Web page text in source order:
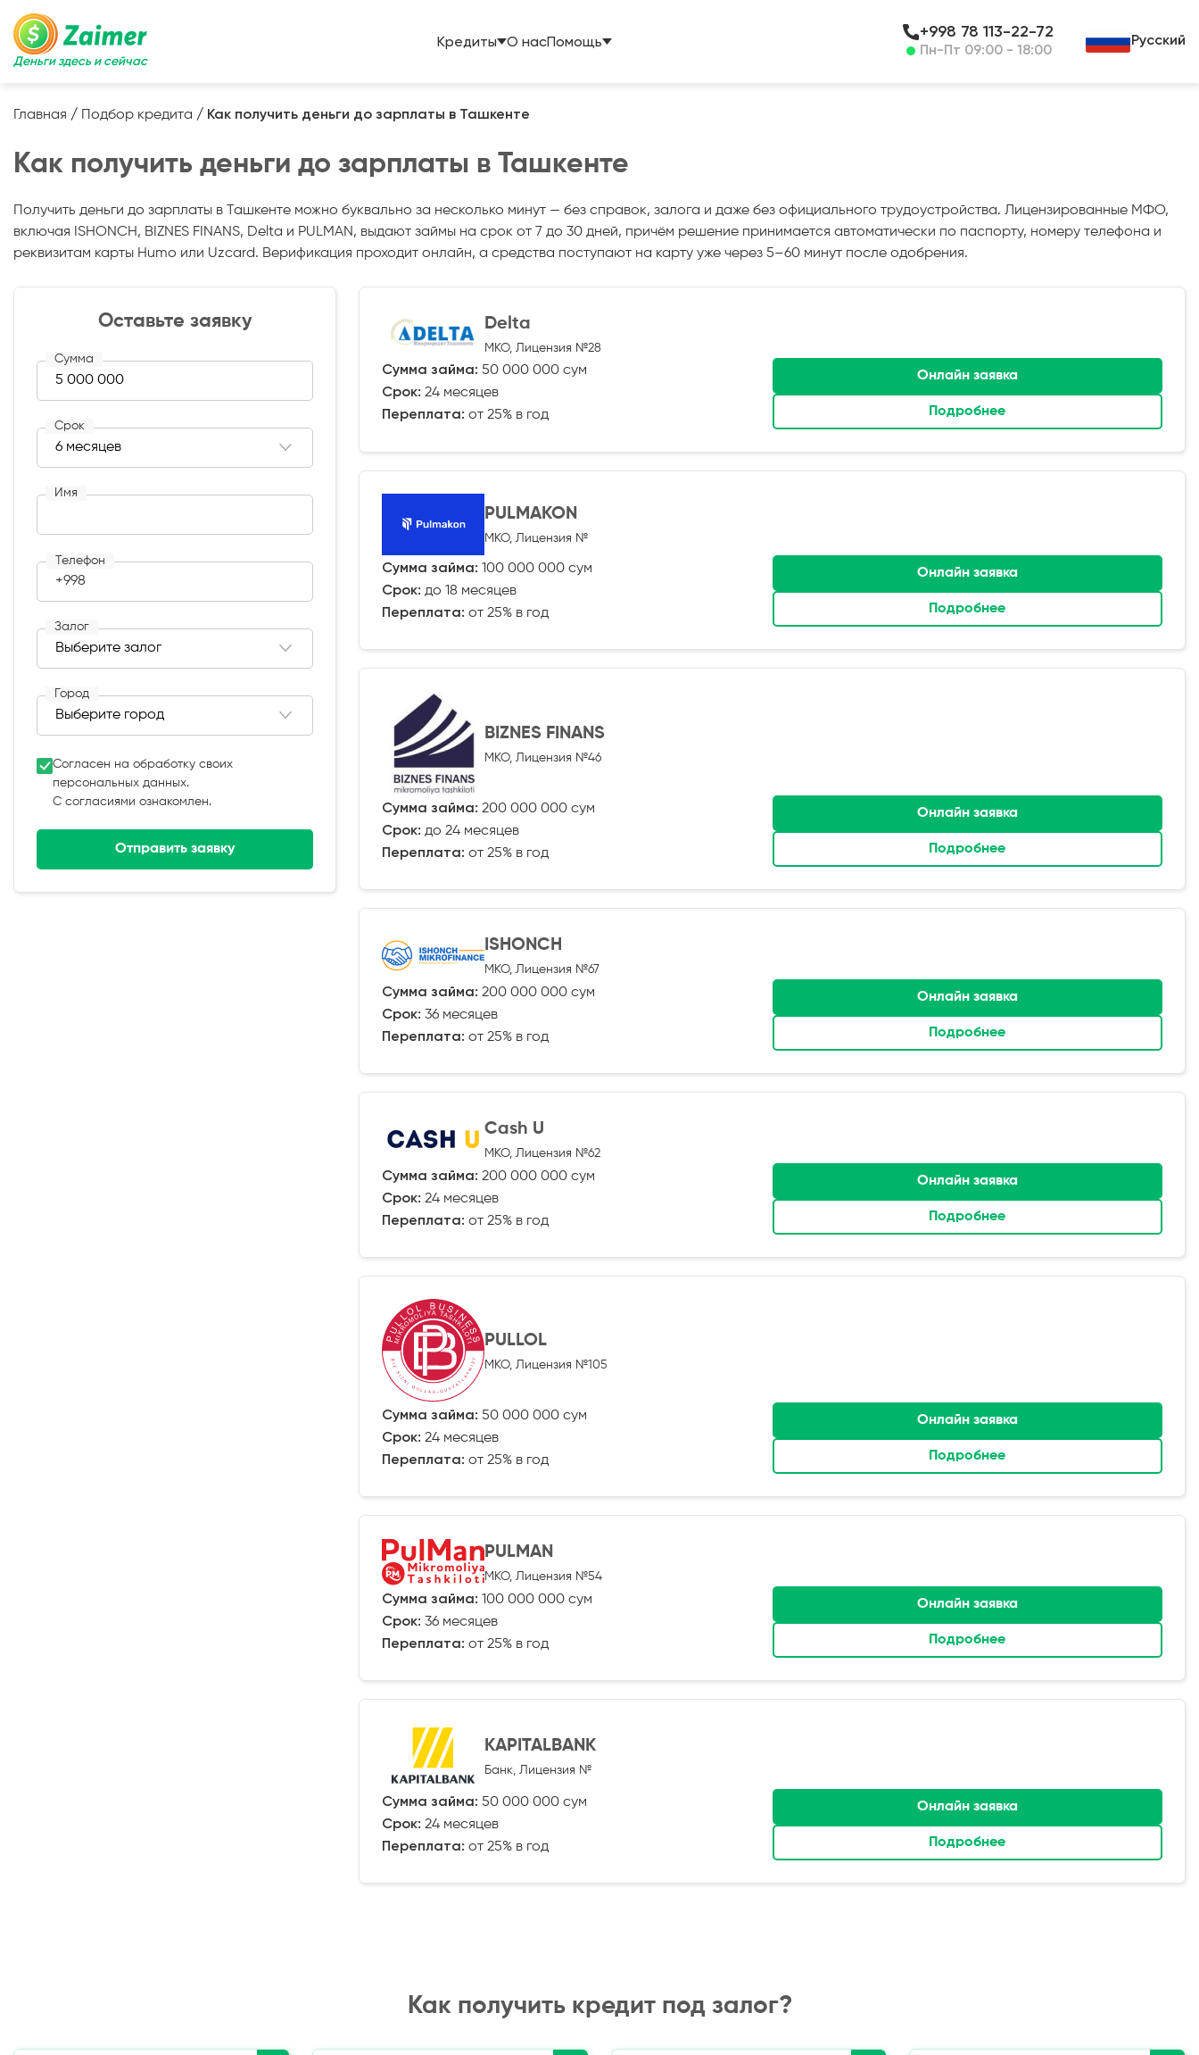
Деньги здесь и сейчас
Кредиты О насПомощь
+998 78 113-22-72
Пн-Пт 09:00 - 18:00
Русский
Главная / Подбор кредита / Как получить деньги до зарплаты в Ташкенте
Как получить деньги до зарплаты в Ташкенте
Получить деньги до зарплаты в Ташкенте можно буквально за несколько минут — без справок, залога и даже без официального трудоустройства. Лицензированные МФО,
включая ISHONCH, BIZNES FINANS, Delta и PULMAN, выдают займы на срок от 7 до 30 дней, причём решение принимается автоматически по паспорту, номеру телефона и
реквизитам карты Humo или Uzcard. Верификация проходит онлайн, а средства поступают на карту уже через 5–60 минут после одобрения.
Оставьте заявку
Сумма
Срок
Имя
Телефон
+998
Залог
Город
Согласен на обработку своих
персональных данных.
С согласиями ознакомлен.
Отправить заявку
Delta
МКО, Лицензия №28
Сумма займа: 50 000 000 сум
Срок: 24 месяцев
Переплата: от 25% в год
Онлайн заявка
Подробнее
PULMAKON
МКО, Лицензия №
Сумма займа: 100 000 000 сум
Срок: до 18 месяцев
Переплата: от 25% в год
Онлайн заявка
Подробнее
BIZNES FINANS
МКО, Лицензия №46
Сумма займа: 200 000 000 сум
Срок: до 24 месяцев
Переплата: от 25% в год
Онлайн заявка
Подробнее
ISHONCH
МКО, Лицензия №67
Сумма займа: 200 000 000 сум
Срок: 36 месяцев
Переплата: от 25% в год
Онлайн заявка
Подробнее
Cash U
МКО, Лицензия №62
Сумма займа: 200 000 000 сум
Срок: 24 месяцев
Переплата: от 25% в год
Онлайн заявка
Подробнее
PULLOL
МКО, Лицензия №105
Сумма займа: 50 000 000 сум
Срок: 24 месяцев
Переплата: от 25% в год
Онлайн заявка
Подробнее
PULMAN
МКО, Лицензия №54
Сумма займа: 100 000 000 сум
Срок: 36 месяцев
Переплата: от 25% в год
Онлайн заявка
Подробнее
KAPITALBANK
Банк, Лицензия №
Сумма займа: 50 000 000 сум
Срок: 24 месяцев
Переплата: от 25% в год
Онлайн заявка
Подробнее
Как получить кредит под залог?